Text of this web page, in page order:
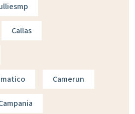
Callas
Camerun